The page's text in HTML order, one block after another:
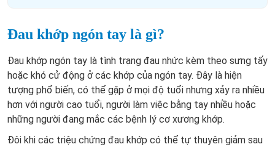
Đau khớp ngón tay là gì?
Đau khớp ngón tay là tình trạng đau nhức kèm theo sưng tấy
hoặc khó cử động ở các khớp của ngón tay. Đây là hiện
tượng phổ biến, có thể gặp ở mọi độ tuổi nhưng xảy ra nhiều
hơn với người cao tuổi, người làm việc bằng tay nhiều hoặc
những người đang mắc các bệnh lý cơ xương khớp.
Đôi khi các triệu chứng đau khớp có thể tự thuyên giảm sau